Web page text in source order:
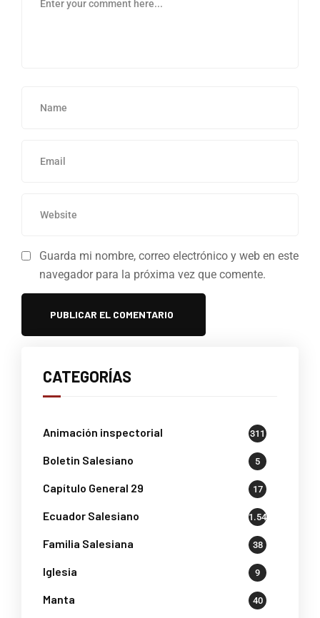
Guarda mi nombre, correo electrónico y web en este
navegador para la próxima vez que comente.
CATEGORÍAS
Animación inspectorial 311
Boletin Salesiano 5
Capítulo General 29 17
Ecuador Salesiano 1.541
Familia Salesiana 38
Iglesia 9
Manta 40